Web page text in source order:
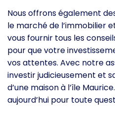
Nous offrons également
le marché de l’immobilier
vous fournir tous les
pour que votre
vos attentes. Avec notre
investir judicieusement et
d’une maison à l’île
aujourd’hui pour toute